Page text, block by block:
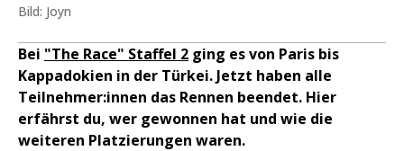
Bild: Joyn
Bei "The Race" Staffel 2 ging es von Paris bis
Kappadokien in der Türkei. Jetzt haben alle
Teilnehmer:innen das Rennen beendet. Hier
erfährst du, wer gewonnen hat und wie die
weiteren Platzierungen waren.